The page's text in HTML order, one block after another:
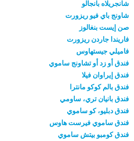
شانجريلاه بانجالو
شاونج باي فيو ريزورت
صن إيست بنغالوز
فاريندا جاردن ريزورت
فاميلي جيستهاوس
فندق أو زد أو تشاونج ساموي
فندق إيراوان فيلا
فندق بالم كوكو مانترا
فندق بانيان تري، ساومي
فندق دبليو، كو ساموي
فندق ساموي فيرست هاوس
فندق كومبو بيتش ساموي